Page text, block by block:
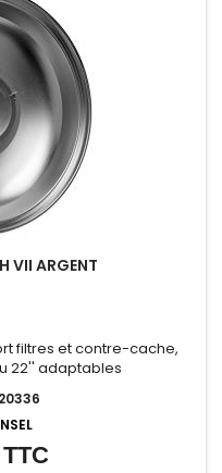
VII ARGENT
filtres et contre-cache,
22'' adaptables
TTC